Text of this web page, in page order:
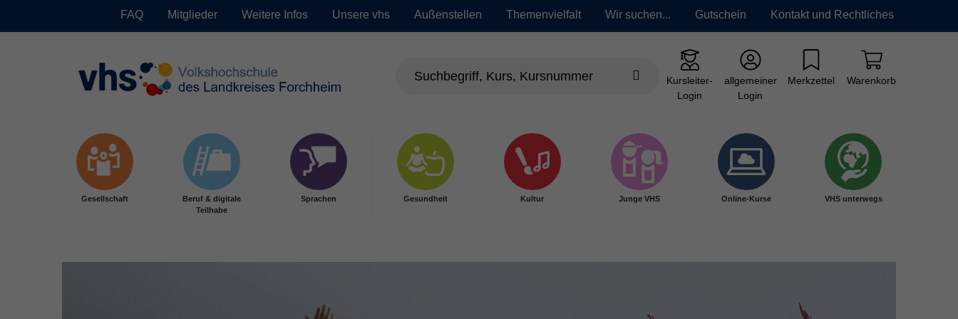
FAQ Mitglieder Weitere Infos Unsere vhs Außenstellen Themenvielfalt Wir suchen... Gutschein Kontakt und Rechtliches
Kursleiter-
Login
allgemeiner
Login
Merkzettel Warenkorb
Gesellschaft
Beruf & digitale
Teilhabe
Sprachen Gesundheit Kultur Junge VHS Online-Kurse VHS unterwegs